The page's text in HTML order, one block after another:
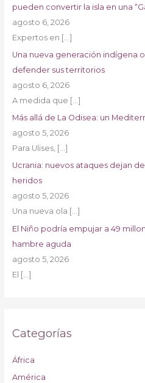
pueden convertir la isla en una
agosto 6, 2026
Expertos en […]
Una nueva generación indígena
defender sus territorios
agosto 6, 2026
A medida que […]
Más allá de La Odisea: un
agosto 5, 2026
Para Ulises, […]
Ucrania: nuevos ataques dejan
heridos
agosto 5, 2026
Una nueva ola […]
El Niño podría empujar a 49
hambre aguda
agosto 5, 2026
El […]
Categorías
África
América